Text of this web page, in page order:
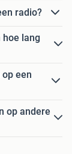
radio?
hoe lang
een
op andere